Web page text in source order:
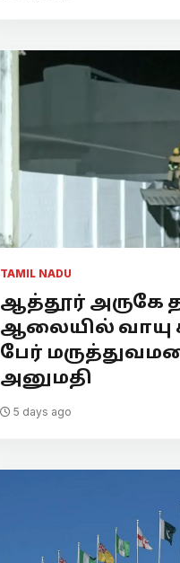
TAMIL NADU
ஆத்தூர் அருகே
ஆலையில் வாயு
பேர்
அனுமதி
5 days ago